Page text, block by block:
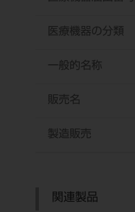
医療機器の分類
一般的名称
販売名
製造販売
関連製品